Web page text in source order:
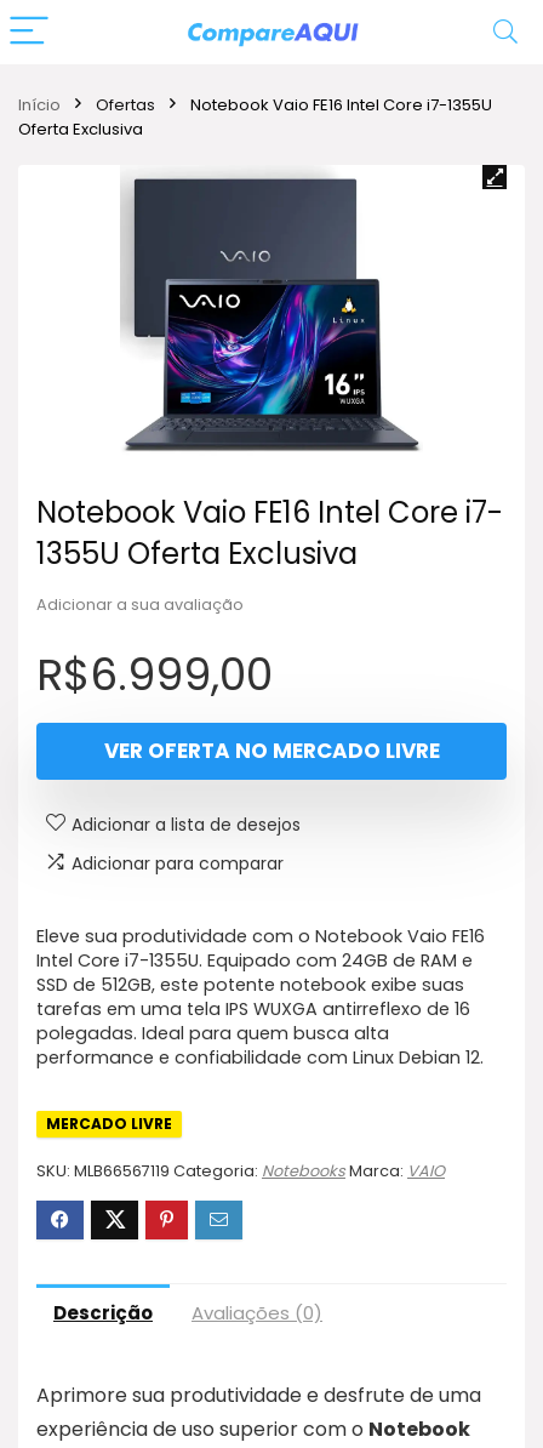
Início Ofertas
Notebook Vaio FE16 Intel Core i7-1355U
Oferta Exclusiva
Notebook Vaio FE16 Intel Core i7-
1355U Oferta Exclusiva
Adicionar a sua avaliação
R$6.999,00
VER OFERTA NO MERCADO LIVRE
Adicionar a lista de desejos
Adicionar para comparar
Eleve sua produtividade com o Notebook Vaio FE16
Intel Core i7-1355U. Equipado com 24GB de RAM e
SSD de 512GB, este potente notebook exibe suas
tarefas em uma tela IPS WUXGA antirreflexo de 16
polegadas. Ideal para quem busca alta
performance e confiabilidade com Linux Debian 12.
MERCADO LIVRE
SKU: MLB66567119 Categoria: NotebooksMarca: VAIO
Descrição Avaliações (0)
Aprimore sua produtividade e desfrute de uma
experiência de uso superior com o Notebook